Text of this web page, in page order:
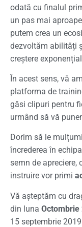
odată cu finalul
un pas mai
putem crea un
dezvoltăm abilități
creștere
În acest sens, vă
platforma de
găsi clipuri pentru
urmând să vă
Dorim să le
încrederea în
semn de apreciere,
instruire vor primi
Vă așteptăm cu
din luna Octombrie
15 septembrie